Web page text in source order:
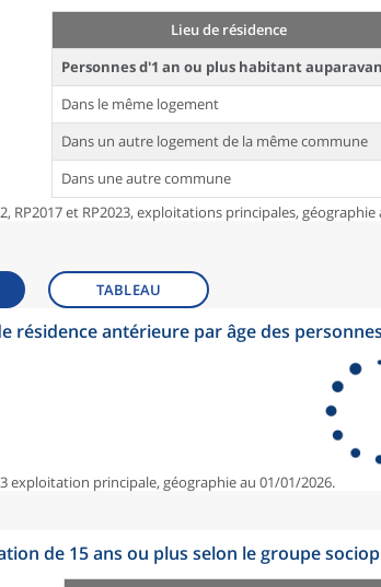
Lieu de résidence
Personnes d'1 an ou plus habitant
Dans le même logement
Dans un autre logement de la même commune
Dans une autre commune
RP2017 et RP2023, exploitations principales,
TABLEAU
résidence antérieure par âge des
exploitation principale, géographie au 01/01/2026.
de 15 ans ou plus selon le groupe